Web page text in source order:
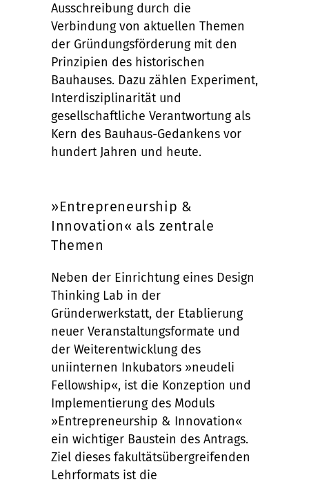
Ausschreibung durch die
Verbindung von aktuellen Themen
der Gründungsförderung mit den
Prinzipien des historischen
Bauhauses. Dazu zählen Experiment,
Interdisziplinarität und
gesellschaftliche Verantwortung als
Kern des Bauhaus-Gedankens vor
hundert Jahren und heute.
»Entrepreneurship &
Innovation« als zentrale
Themen
Neben der Einrichtung eines Design
Thinking Lab in der
Gründerwerkstatt, der Etablierung
neuer Veranstaltungsformate und
der Weiterentwicklung des
uniinternen Inkubators »neudeli
Fellowship«, ist die Konzeption und
Implementierung des Moduls
»Entrepreneurship & Innovation«
ein wichtiger Baustein des Antrags.
Ziel dieses fakultätsübergreifenden
Lehrformats ist die